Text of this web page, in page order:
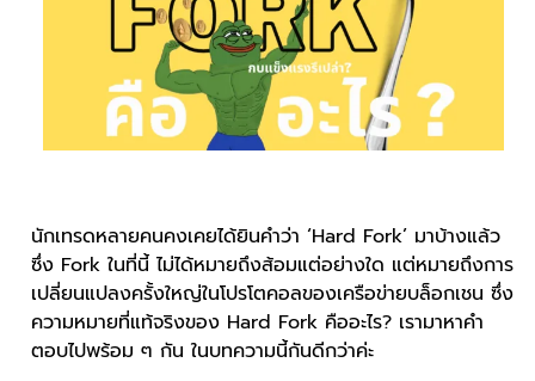
นักเทรดหลายคนคงเคยได้ยินคำว่า ‘Hard Fork’ มาบ้างแล้ว
ซึ่ง Fork ในที่นี้ ไม่ได้หมายถึงส้อมแต่อย่างใด แต่หมายถึงการ
เปลี่ยนแปลงครั้งใหญ่ในโปรโตคอลของเครือข่ายบล็อกเชน ซึ่ง
ความหมายที่แท้จริงของ Hard Fork คืออะไร? เรามาหาคำ
ตอบไปพร้อม ๆ กัน ในบทความนี้กันดีกว่าค่ะ